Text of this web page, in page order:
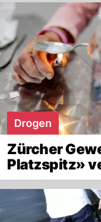
Drogen
Zürcher
Platzspitz»